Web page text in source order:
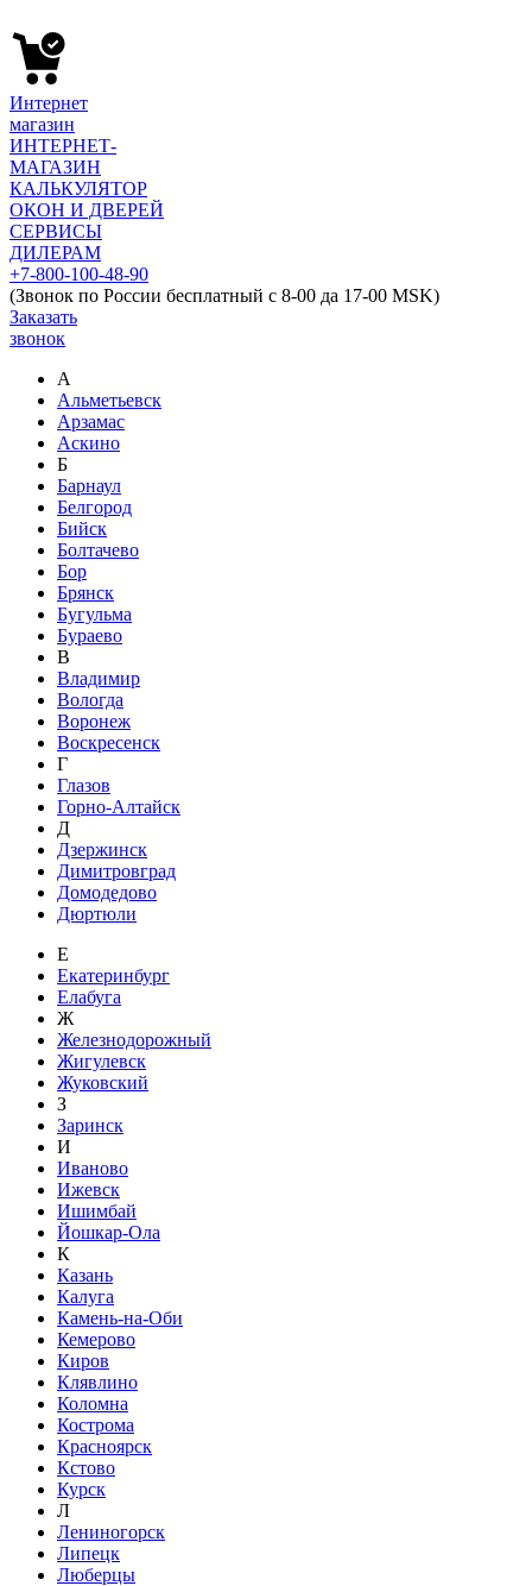
Интернет
магазин
ИНТЕРНЕТ-
МАГАЗИН
КАЛЬКУЛЯТОР
ОКОН И ДВЕРЕЙ
СЕРВИСЫ
ДИЛЕРАМ
+7-800-100-48-90
(Звонок по России бесплатный с 8-00 да 17-00 MSK)
Заказать
звонок
А
Альметьевск
Арзамас
Аскино
Б
Барнаул
Белгород
Бийск
Болтачево
Бор
Брянск
Бугульма
Бураево
В
Владимир
Вологда
Воронеж
Воскресенск
Г
Глазов
Горно-Алтайск
Д
Дзержинск
Димитровград
Домодедово
Дюртюли
Е
Екатеринбург
Елабуга
Ж
Железнодорожный
Жигулевск
Жуковский
З
Заринск
И
Иваново
Ижевск
Ишимбай
Йошкар-Ола
К
Казань
Калуга
Камень-на-Оби
Кемерово
Киров
Клявлино
Коломна
Кострома
Красноярск
Кстово
Курск
Л
Лениногорск
Липецк
Люберцы